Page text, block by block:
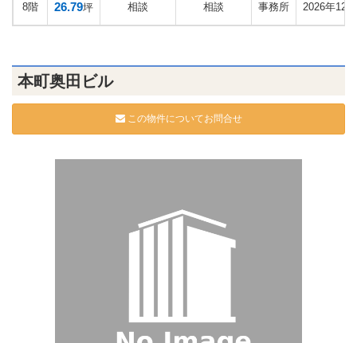
8階 26.79坪 相談 相談 事務所 2026年12月
本町奥田ビル
この物件についてお問合せ